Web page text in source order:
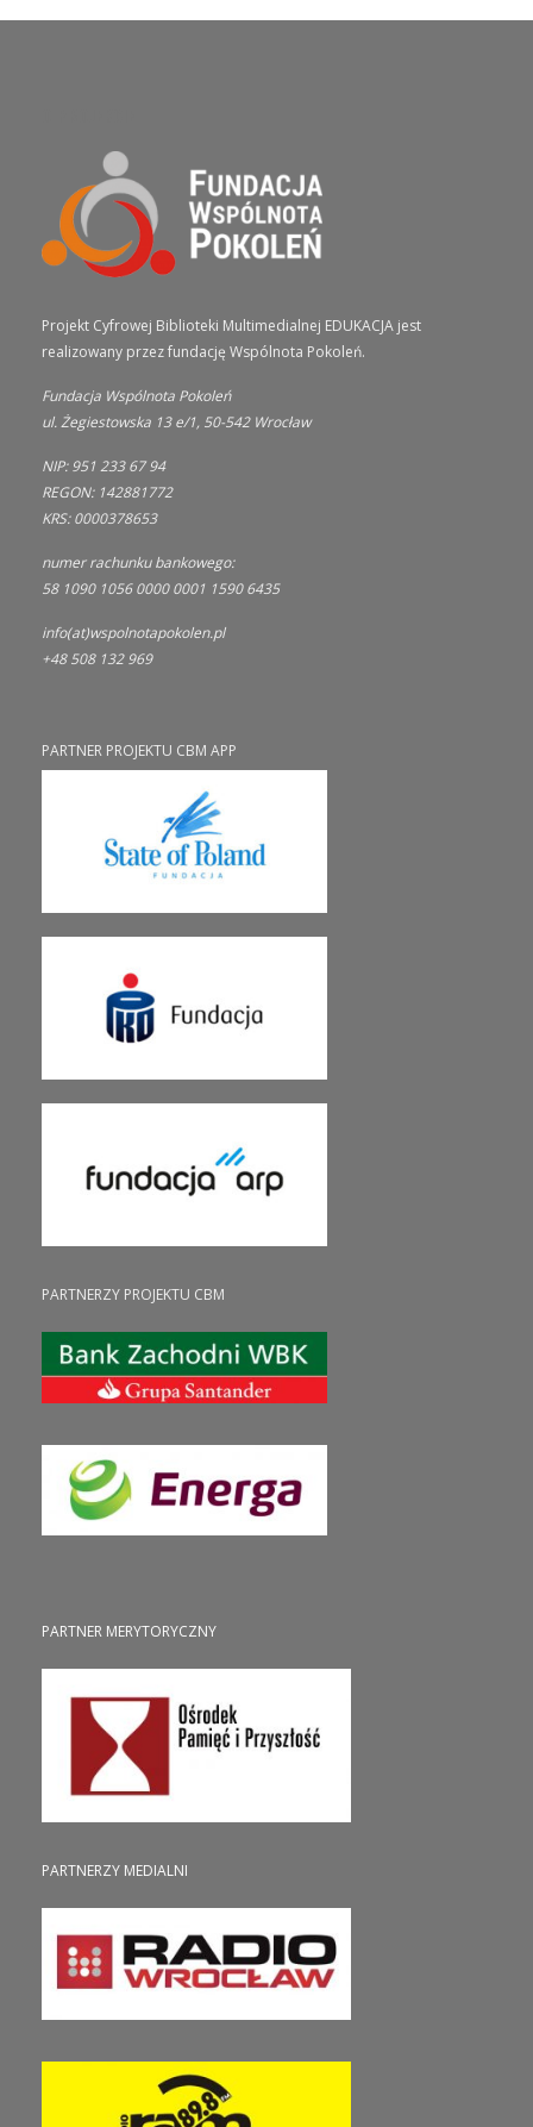
Projekt Cyfrowej Biblioteki Multimedialnej EDUKACJA jest
realizowany przez fundację Wspólnota Pokoleń.
Fundacja Wspólnota Pokoleń
ul. Żegiestowska 13 e/1, 50-542 Wrocław
NIP: 951 233 67 94
REGON: 142881772
KRS: 0000378653
numer rachunku bankowego:
58 1090 1056 0000 0001 1590 6435
info(at)wspolnotapokolen.pl
+48 508 132 969
PARTNER PROJEKTU CBM APP
PARTNERZY PROJEKTU CBM
PARTNER MERYTORYCZNY
PARTNERZY MEDIALNI